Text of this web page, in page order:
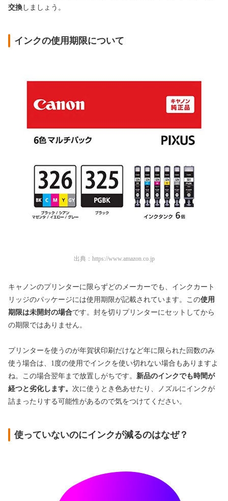
交換 しましょう。
インクの使用期限について
出典： https://www.amazon.co.jp
キャノンのプリンターに限らずどのメーカーでも、インクカート
リッジのパッケージには使用期限が記載されています。この使用
期限は未開封の場合です。封を切りプリンターにセットしてから
の期限ではありません。
プリンターを使うのが年賀状印刷だけなど年に限られた回数のみ
使う場合は、1度の使用でインクを使い切れない場合もありますよ
ね。この場合翌年まで放置しがちです。 新品のインクでも時間が
経つと劣化します。 次に使うとき色あせたり、ノズルにインクが
詰まったりする可能性があるので気をつけてください。
使っていないのにインクが減るのはなぜ？